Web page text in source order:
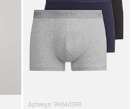
Артикул: 99640399